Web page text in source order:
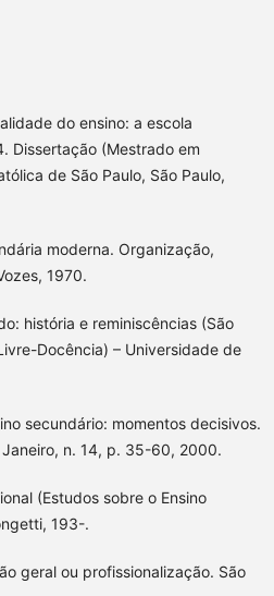
do ensino: a escola
Dissertação (Mestrado em
de São Paulo, São Paulo,
moderna. Organização,
1970.
história e reminiscências (São
Docência) – Universidade de
secundário: momentos decisivos.
Janeiro, n. 14, p. 35-60, 2000.
(Estudos sobre o Ensino
193-.
geral ou profissionalização. São